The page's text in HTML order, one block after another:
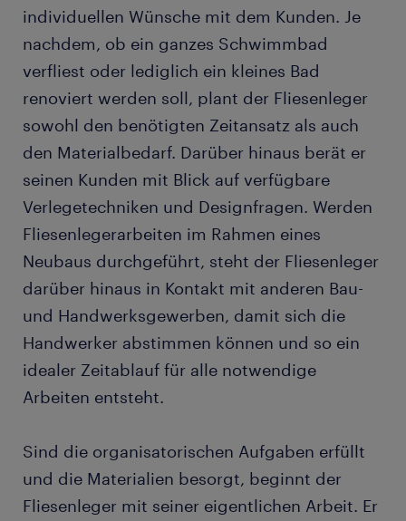
individuellen Wünsche mit dem Kunden. Je
nachdem, ob ein ganzes Schwimmbad
verfliest oder lediglich ein kleines Bad
renoviert werden soll, plant der Fliesenleger
sowohl den benötigten Zeitansatz als auch
den Materialbedarf. Darüber hinaus berät er
seinen Kunden mit Blick auf verfügbare
Verlegetechniken und Designfragen. Werden
Fliesenlegerarbeiten im Rahmen eines
Neubaus durchgeführt, steht der Fliesenleger
darüber hinaus in Kontakt mit anderen Bau-
und Handwerksgewerben, damit sich die
Handwerker abstimmen können und so ein
idealer Zeitablauf für alle notwendige
Arbeiten entsteht.
Sind die organisatorischen Aufgaben erfüllt
und die Materialien besorgt, beginnt der
Fliesenleger mit seiner eigentlichen Arbeit. Er